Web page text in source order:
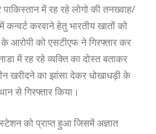
में रह रहे लोगो की तनख्वाह/
कन्वर्ट करवाने हेतु भारतीय खातों को
आरोपी को एसटीएफ ने गिरफ्तार कर
में रह रहे व्यक्ति का दोस्त बताकर
खरीदने का झांसा देकर धोखाधड़ी के
से गिरफ्तार किया।
को प्राप्त हुआ जिसमें अज्ञात